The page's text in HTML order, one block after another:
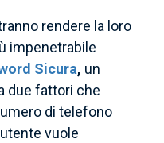
rendere la loro
impenetrabile
Sicura, un
due fattori che
di telefono
vuole